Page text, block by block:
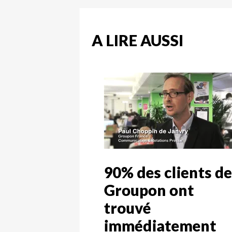
A LIRE AUSSI
90% des clients de
Groupon ont
trouvé
immédiatement